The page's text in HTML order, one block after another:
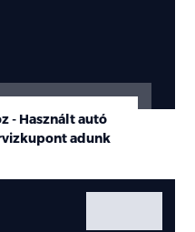
- Használt autó
adunk